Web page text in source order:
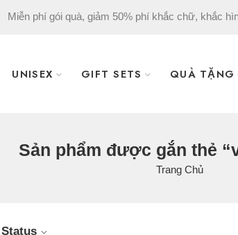
Miễn phí gói quà, giảm 50% phí khắc chữ, khắc
UNISEX GIFT SETS QUÀ TẶNG
Sản phẩm được gắn thẻ
Trang Chủ
Status